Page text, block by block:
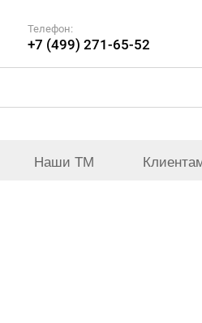
Телефон:
+7 (499) 271-65-52
Наши ТМ